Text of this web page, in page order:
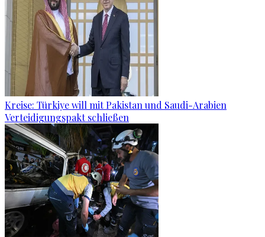
Kreise: Türkiye will mit Pakistan und Saudi-Arabien
Verteidigungspakt schließen